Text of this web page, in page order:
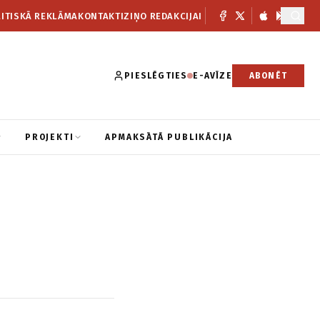
REKLĀMAKONTAKTIZIŅO REDAKCIJAI
PIESLĒGTIES E-AVĪZE ABONĒT
PROJEKTI APMAKSĀTĀ PUBLIKĀCIJA